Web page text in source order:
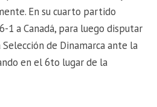
En su cuarto partido
1 a Canadá, para luego disputar
de Dinamarca ante la
en el 6to lugar de la